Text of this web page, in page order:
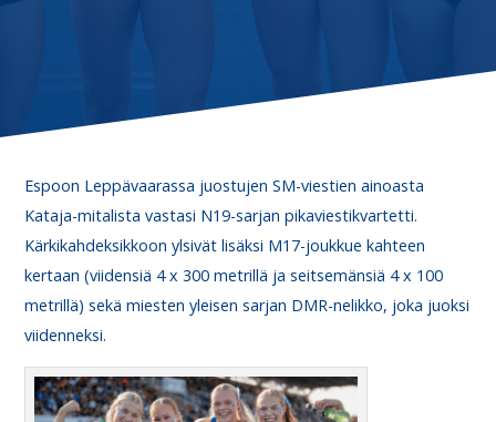
Espoon Leppävaarassa juostujen SM-viestien ainoasta
Kataja-mitalista vastasi N19-sarjan pikaviestikvartetti.
Kärkikahdeksikkoon ylsivät lisäksi M17-joukkue kahteen
kertaan (viidensiä 4 x 300 metrillä ja seitsemänsiä 4 x 100
metrillä) sekä miesten yleisen sarjan DMR-nelikko, joka juoksi
viidenneksi.